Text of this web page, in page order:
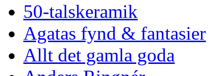
50-talskeramik
Agatas fynd & fantasier
Allt det gamla goda